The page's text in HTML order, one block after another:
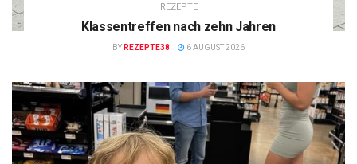
REZEPTE
Klassentreffen nach zehn Jahren
BY REZEPTE38 6 AUGUST 2026